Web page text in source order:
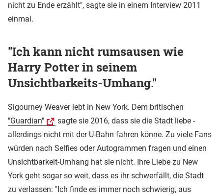
nicht zu Ende erzählt", sagte sie in einem Interview 2011
einmal.
"Ich kann nicht rumsausen wie
Harry Potter in seinem
Unsichtbarkeits-Umhang."
Sigourney Weaver lebt in New York. Dem britischen
"Guardian"
sagte sie 2016, dass sie die Stadt liebe -
allerdings nicht mit der U-Bahn fahren könne. Zu viele Fans
würden nach Selfies oder Autogrammen fragen und einen
Unsichtbarkeit-Umhang hat sie nicht. Ihre Liebe zu New
York geht sogar so weit, dass es ihr schwerfällt, die Stadt
zu verlassen: "Ich finde es immer noch schwierig, aus